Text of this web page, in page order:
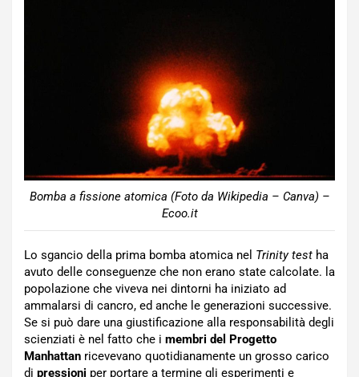
Bomba a fissione atomica (Foto da Wikipedia – Canva) –
Ecoo.it
Lo sgancio della prima bomba atomica nel Trinity test ha
avuto delle conseguenze che non erano state calcolate. la
popolazione che viveva nei dintorni ha iniziato ad
ammalarsi di cancro, ed anche le generazioni successive.
Se si può dare una giustificazione alla responsabilità degli
scienziati è nel fatto che i membri del Progetto
Manhattan ricevevano quotidianamente un grosso carico
di pressioni per portare a termine gli esperimenti e